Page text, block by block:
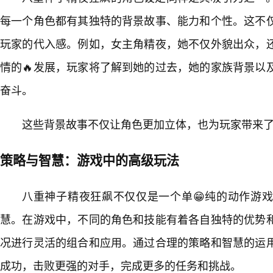
每一个角色都有其独特的背景故事、能力和个性。这不
玩家的代入感。例如，女主角精夜，她不仅外貌出众，
情的🔥发展，玩家将了解到她的过去，她的家族背景以
奋斗。
这些背景故事不仅让角色更加立体，也为玩家带来
策略与智慧：游戏中的高级玩法
八重神子精夜狂飙不仅仅是一个单😁纯的动作游
慧。在游戏中，不同的角色和技能有着各自独特的优势
况进行灵活的组合和应用。通过合理的策略和智慧的运
成功，击败更强的对手，完成更多的任务和挑战。